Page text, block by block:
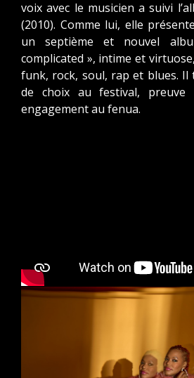
voix avec le musicien a suivi
(2010). Comme lui, elle
un septième et nouvel
complicated », intime et
funk, rock, soul, rap et blues. Il
de choix au festival, preuve
engagement au fenua.